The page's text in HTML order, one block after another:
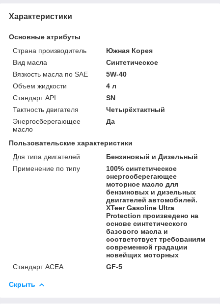
Характеристики
Основные атрибуты
Страна производитель
Южная Корея
Вид масла
Синтетическое
Вязкость масла по SAE
5W-40
Объем жидкости
4 л
Стандарт API
SN
Тактность двигателя
Четырёхтактный
Энергосберегающее
масло
Да
Пользовательские характеристики
Для типа двигателей
Бензиновый и Дизельный
Применение по типу
100% синтетическое
энергосберегающее
моторное масло для
бензиновых и дизельных
двигателей автомобилей.
XTeer Gasoline Ultra
Protection произведено на
основе синтетического
базового масла и
соответствует требованиям
современной градации
новейщих моторных
Стандарт ACEA
GF-5
Скрыть